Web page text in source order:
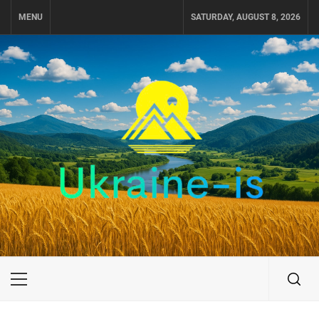
MENU SATURDAY, AUGUST 8, 2026
UKRAINE-IS
ПУТЕШЕСТВИЕ ПО УКРАИНЕ
Primary